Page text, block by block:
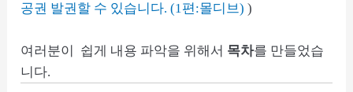
공권 발권할 수 있습니다. (1편:몰디브) )
여러분이 쉽게 내용 파악을 위해서 목차를 만들었습
니다.